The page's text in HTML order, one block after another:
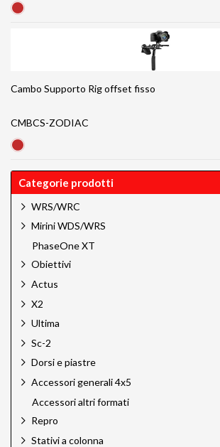
Cambo Supporto Rig offset fisso
CMBCS-ZODIAC
Categorie prodotti
WRS/WRC
Mirini WDS/WRS
PhaseOne XT
Obiettivi
Actus
X2
Ultima
Sc-2
Dorsi e piastre
Accessori generali 4x5
Accessori altri formati
Repro
Stativi a colonna